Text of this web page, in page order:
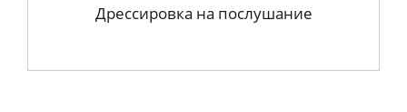
Дрессировка на послушание